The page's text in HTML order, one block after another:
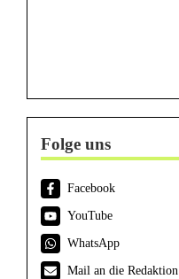
Folge uns
Facebook
YouTube
WhatsApp
Mail an die Redaktion